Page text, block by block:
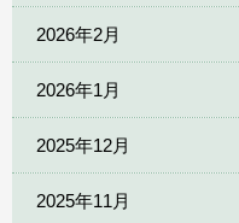
2026年2月
2026年1月
2025年12月
2025年11月